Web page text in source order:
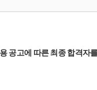
공고에 따른 최종 합격자